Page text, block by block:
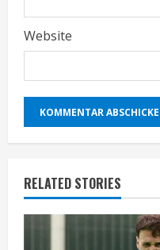
Website
RELATED STORIES